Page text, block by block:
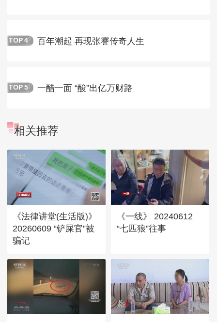
TOP 4 百年潮起 再现张謇传奇人生
TOP 5 一醋一面 “酸”出亿万财路
相关推荐
《法律讲堂(生活版)》
20260609 “铲屎官”被
骗记
《一线》 20240612
“七匹狼”往事